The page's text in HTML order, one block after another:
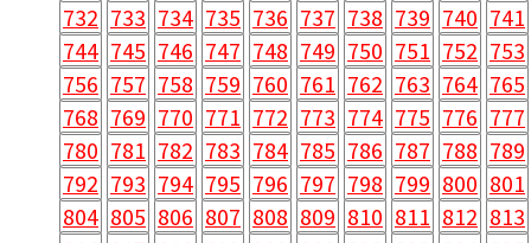
732 733 734 735 736 737 738 739 740 741
744 745 746 747 748 749 750 751 752 753
756 757 758 759 760 761 762 763 764 765
768 769 770 771 772 773 774 775 776 777
780 781 782 783 784 785 786 787 788 789
792 793 794 795 796 797 798 799 800 801
804 805 806 807 808 809 810 811 812 813